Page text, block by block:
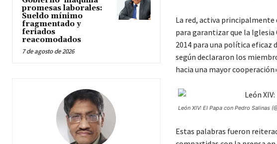
promesas laborales:
Sueldo mínimo
fragmentado y
feriados
reacomodados
7 de agosto de 2026
La red, activa principalmente
para garantizar que la Iglesia
2014 para una política eficaz
según declararon los
hacia una mayor
León XIV: El Papa con Pedro Salinas
Estas palabras fueron